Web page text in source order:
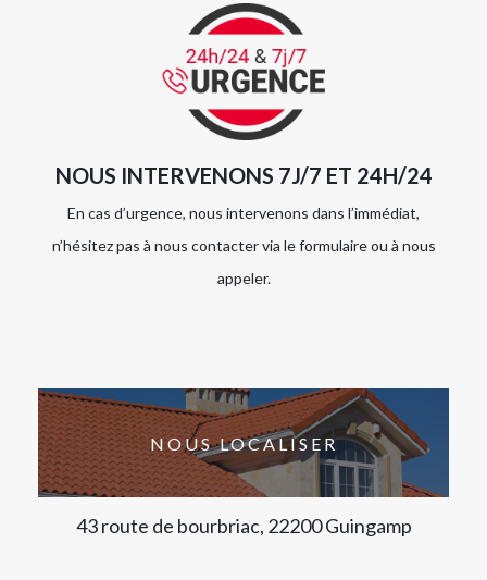
NOUS INTERVENONS 7J/7 ET 24H/24
En cas d’urgence, nous intervenons dans l’immédiat,
n’hésitez pas à nous contacter via le formulaire ou à nous
appeler.
NOUS LOCALISER
43 route de bourbriac, 22200 Guingamp